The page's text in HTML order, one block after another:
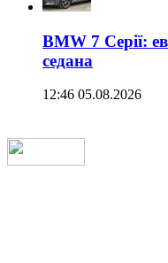
BMW 7 Серії:
седана
12:46 05.08.2026